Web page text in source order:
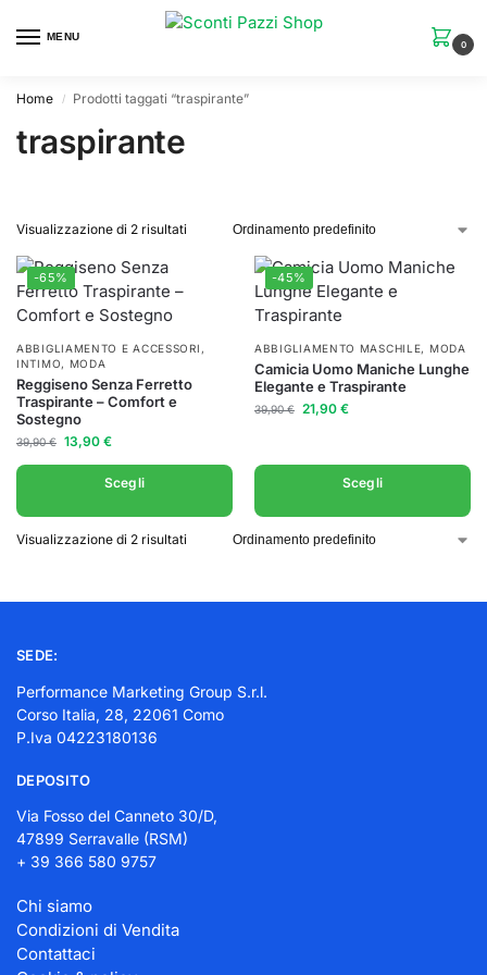
MENU
0
Home / Prodotti taggati “traspirante”
traspirante
Visualizzazione di 2 risultati
-65%
ABBIGLIAMENTO E ACCESSORI ,
INTIMO, MODA
Reggiseno Senza Ferretto
Traspirante – Comfort e
Sostegno
39,90€ 13,90 €
Scegli
-45%
ABBIGLIAMENTO MASCHILE, MODA
Camicia Uomo Maniche Lunghe
Elegante e Traspirante
39,90€ 21,90 €
Scegli
Visualizzazione di 2 risultati
SEDE:
Performance Marketing Group S.r.l.
Corso Italia, 28, 22061 Como
P.Iva 04223180136
DEPOSITO
Via Fosso del Canneto 30/D,
47899 Serravalle (RSM)
+ 39 366 580 9757
Chi siamo
Condizioni di Vendita
Contattaci